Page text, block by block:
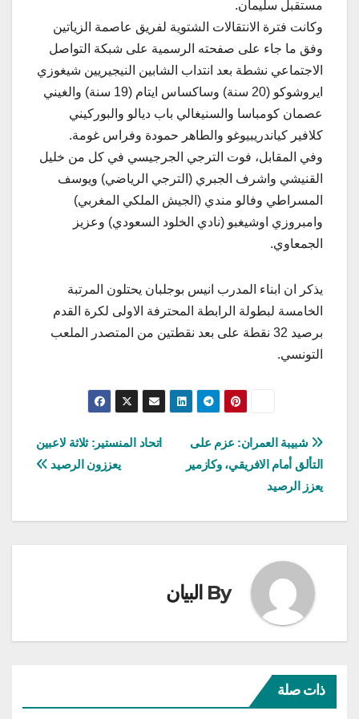
مستقبل سليمان.
وكانت فترة الانتقالات الشتوية لفريق عاصمة الزياتين
وفق ما جاء على صفحته الرسمية على شبكة التواصل
الاجتماعي نشطة بعد انتداب الشابين النيجيريين شيغوزي
ايروشوكو (20 سنة) وساكساس ايتام (19 سنة) والغيني
عصمان كومباسا والسنيغالي باب ديالو والبوركيني
كلافير كياندريبيوغو والطاهر حمودة وفراس غومة.
وفي المقابل، فوت الترجي الجرجيسي في كل من خليل
القنيشي واشرف الجبري (الترجي الرياضي) ويوسف
المسراطي وفالو مندي (الجيش الملكي المغربي)
وامبروزي اوشيغبو (نادي الخلود السعودي) وعزيز
الجمعاوي.
يذكر ان ابناء المدرب انيس بوجلبان يحتلون المرتبة
الخامسة لبطولة الرابطة المحترفة الاولى لكرة القدم
برصيد 32 نقطة على بعد نقطتين من المتصدر الملعب
التونسي.
تصفّح
المقالات
اتحاد المنستير: ثلاثة لاعبين
يعززون الرصيد
شبيبة العمران: عزم على
التألق أمام الافريقي، وكازمير
يعزز الرصيد
By البيان
ذات صلة